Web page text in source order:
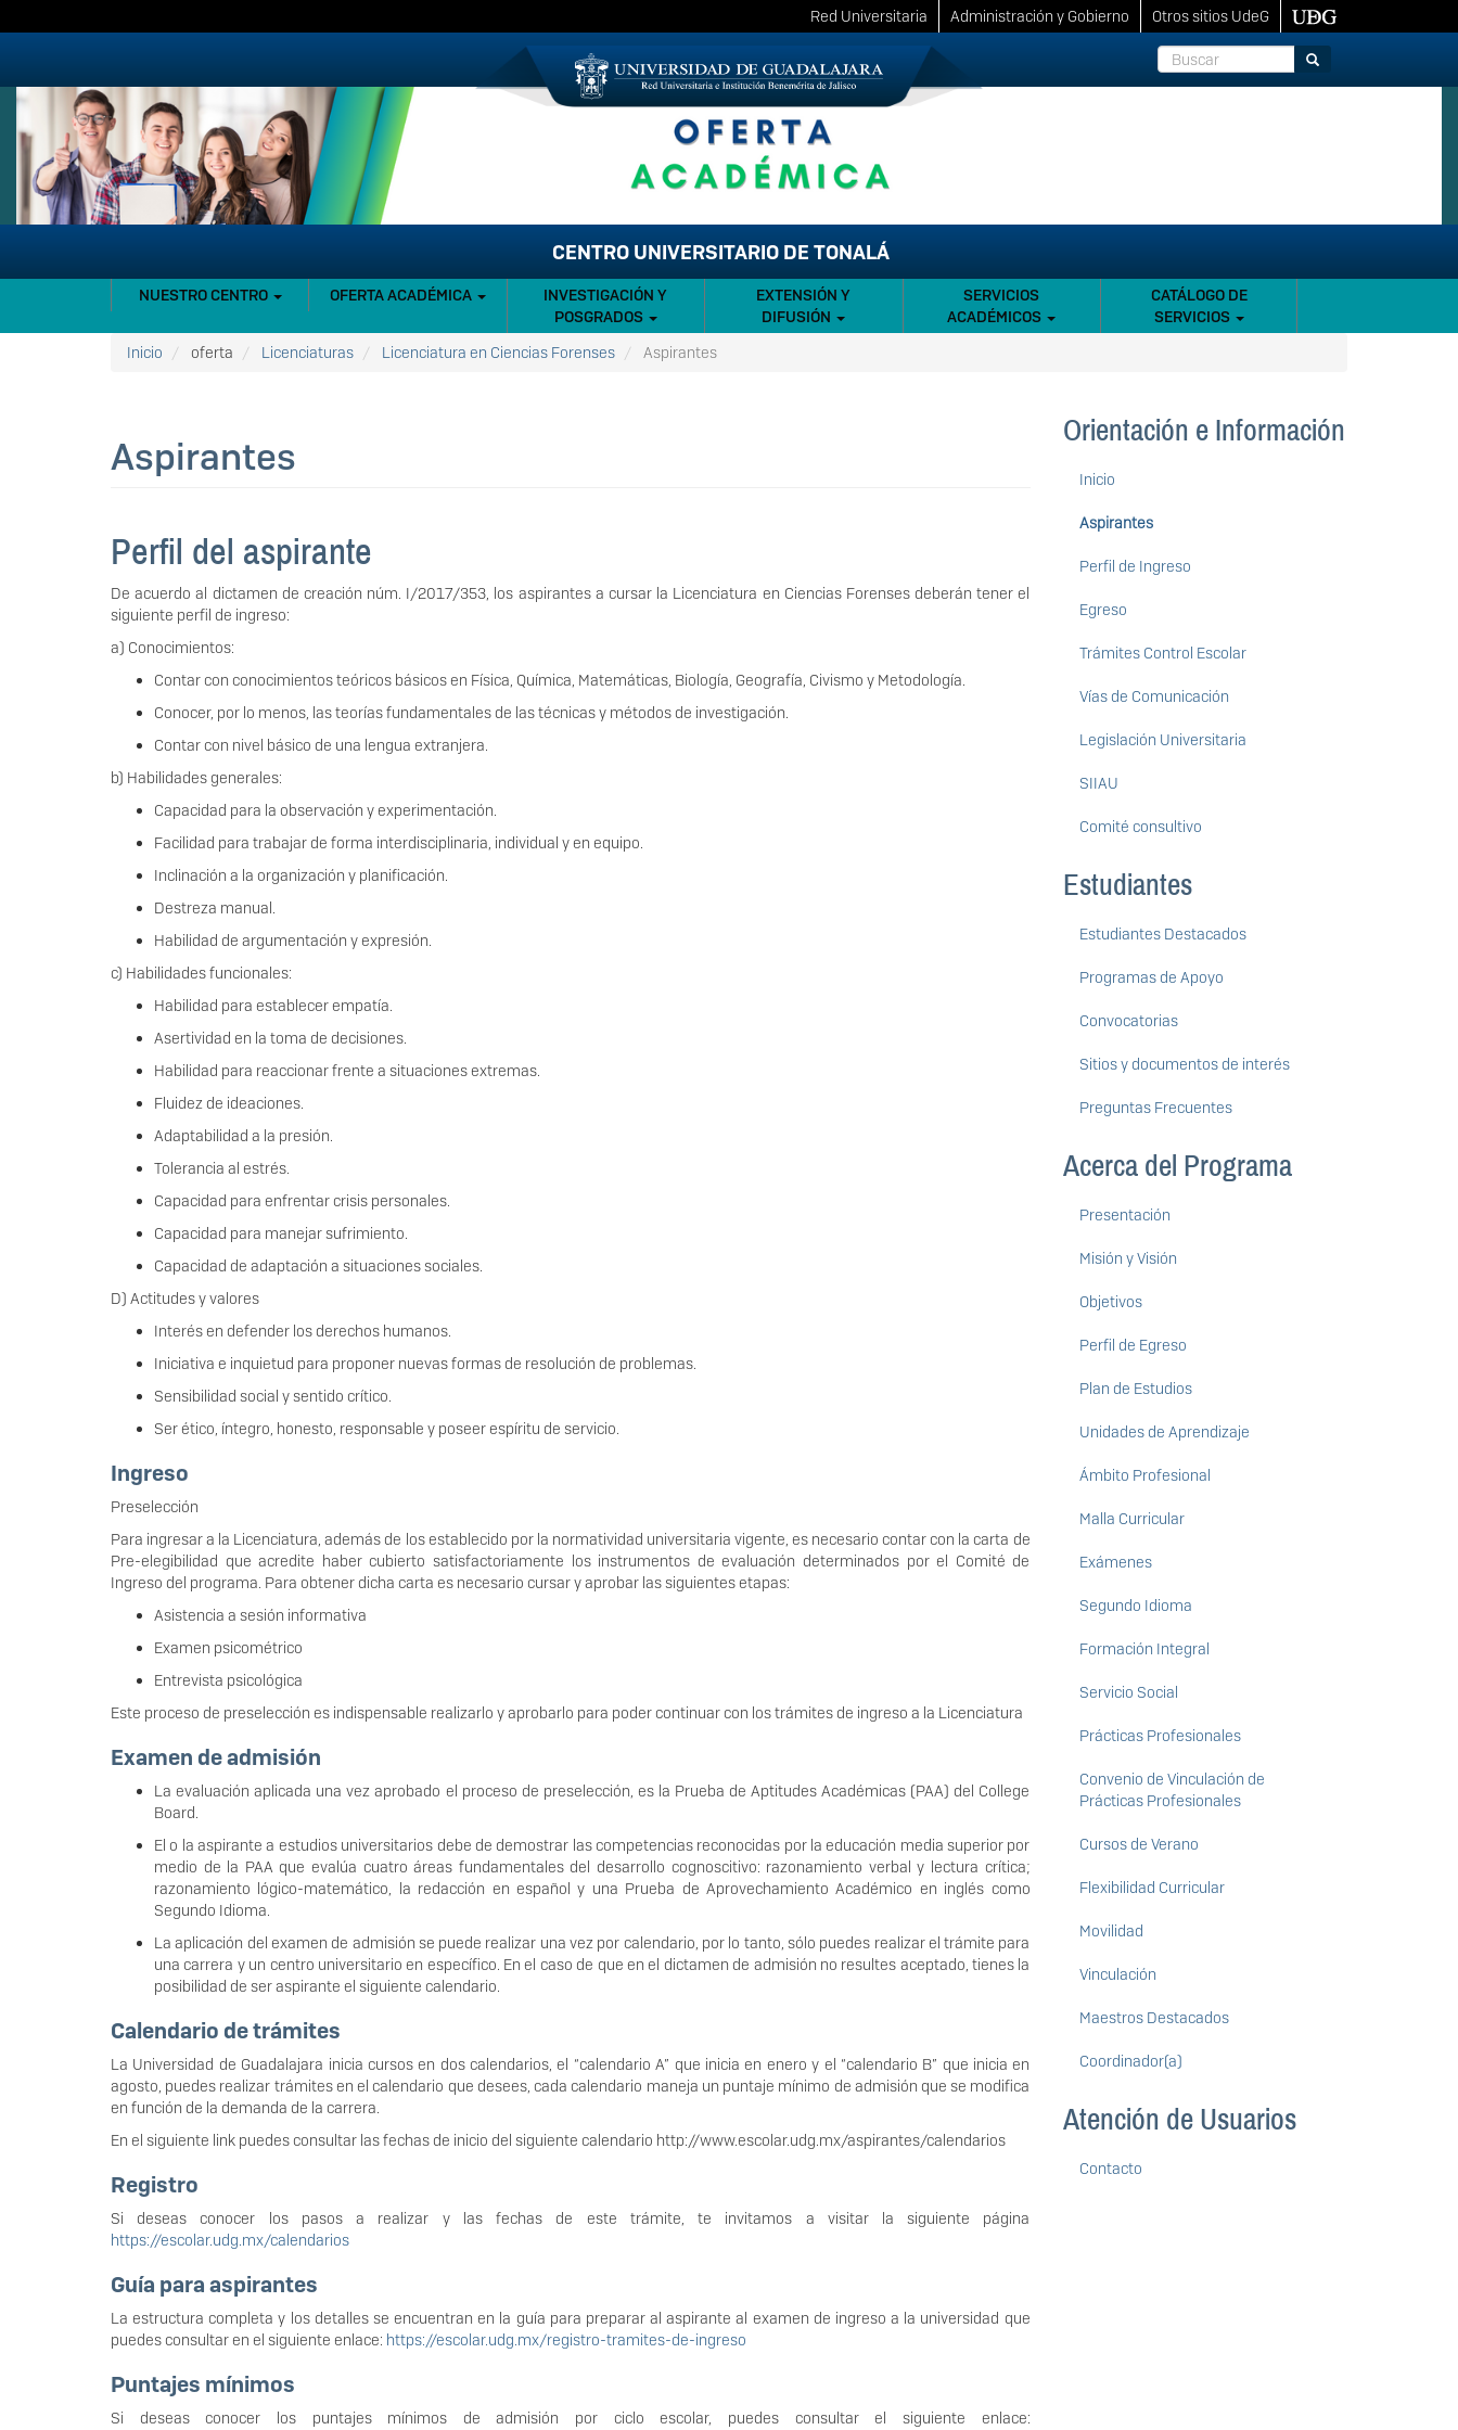
al
Red Universitaria Administración y Gobierno
Otros sitios UdeG
Buscar
Buscar
CENTRO UNIVERSITARIO DE TONALÁ
NAVEGACIÓN
PRINCIPAL
NUESTRO CENTRO OFERTA ACADÉMICA
INVESTIGACIÓN Y
POSGRADOS
EXTENSIÓN Y
DIFUSIÓN
SERVICIOS
ACADÉMICOS
CATÁLOGO DE
SERVICIOS
Inicio
oferta Licenciaturas Licenciatura en Ciencias Forenses Aspirantes
Aspirantes
Perfil del aspirante
De acuerdo al dictamen de creación núm. I/2017/353, los aspirantes a cursar la Licenciatura en Ciencias Forenses deberán tener el
siguiente perfil de ingreso:
a) Conocimientos:
Contar con conocimientos teóricos básicos en Física, Química, Matemáticas, Biología, Geografía, Civismo y Metodología.
Conocer, por lo menos, las teorías fundamentales de las técnicas y métodos de investigación.
Contar con nivel básico de una lengua extranjera.
b) Habilidades generales:
Capacidad para la observación y experimentación.
Facilidad para trabajar de forma interdisciplinaria, individual y en equipo.
Inclinación a la organización y planificación.
Destreza manual.
Habilidad de argumentación y expresión.
c) Habilidades funcionales:
Habilidad para establecer empatía.
Asertividad en la toma de decisiones.
Habilidad para reaccionar frente a situaciones extremas.
Fluidez de ideaciones.
Adaptabilidad a la presión.
Tolerancia al estrés.
Capacidad para enfrentar crisis personales.
Capacidad para manejar sufrimiento.
Capacidad de adaptación a situaciones sociales.
D) Actitudes y valores
Interés en defender los derechos humanos.
Iniciativa e inquietud para proponer nuevas formas de resolución de problemas.
Sensibilidad social y sentido crítico.
Ser ético, íntegro, honesto, responsable y poseer espíritu de servicio.
Ingreso
Preselección
Para ingresar a la Licenciatura, además de los establecido por la normatividad universitaria vigente, es necesario contar con la carta de
Pre-elegibilidad que acredite haber cubierto satisfactoriamente los instrumentos de evaluación determinados por el Comité de
Ingreso del programa. Para obtener dicha carta es necesario cursar y aprobar las siguientes etapas:
Asistencia a sesión informativa
Examen psicométrico
Entrevista psicológica
Este proceso de preselección es indispensable realizarlo y aprobarlo para poder continuar con los trámites de ingreso a la Licenciatura
Examen de admisión
La evaluación aplicada una vez aprobado el proceso de preselección, es la Prueba de Aptitudes Académicas (PAA) del College
Board.
El o la aspirante a estudios universitarios debe de demostrar las competencias reconocidas por la educación media superior por
medio de la PAA que evalúa cuatro áreas fundamentales del desarrollo cognoscitivo: razonamiento verbal y lectura crítica;
razonamiento lógico-matemático, la redacción en español y una Prueba de Aprovechamiento Académico en inglés como
Segundo Idioma.
La aplicación del examen de admisión se puede realizar una vez por calendario, por lo tanto, sólo puedes realizar el trámite para
una carrera y un centro universitario en específico. En el caso de que en el dictamen de admisión no resultes aceptado, tienes la
posibilidad de ser aspirante el siguiente calendario.
Calendario de trámites
La Universidad de Guadalajara inicia cursos en dos calendarios, el “calendario A” que inicia en enero y el “calendario B” que inicia en
agosto, puedes realizar trámites en el calendario que desees, cada calendario maneja un puntaje mínimo de admisión que se modifica
en función de la demanda de la carrera.
En el siguiente link puedes consultar las fechas de inicio del siguiente calendario http://www.escolar.udg.mx/aspirantes/calendarios
Registro
Si deseas conocer los pasos a realizar y las fechas de este trámite, te invitamos a visitar la siguiente página
https://escolar.udg.mx/calendarios
Guía para aspirantes
La estructura completa y los detalles se encuentran en la guía para preparar al aspirante al examen de ingreso a la universidad que
puedes consultar en el siguiente enlace: https://escolar.udg.mx/registro-tramites-de-ingreso
Puntajes mínimos
Si deseas conocer los puntajes mínimos de admisión por ciclo escolar, puedes consultar el siguiente enlace:
Orientación e Información
Inicio
Aspirantes
Perfil de Ingreso
Egreso
Trámites Control Escolar
Vías de Comunicación
Legislación Universitaria
SIIAU
Comité consultivo
Estudiantes
Estudiantes Destacados
Programas de Apoyo
Convocatorias
Sitios y documentos de interés
Preguntas Frecuentes
Acerca del Programa
Presentación
Misión y Visión
Objetivos
Perfil de Egreso
Plan de Estudios
Unidades de Aprendizaje
Ámbito Profesional
Malla Curricular
Exámenes
Segundo Idioma
Formación Integral
Servicio Social
Prácticas Profesionales
Convenio de Vinculación de
Prácticas Profesionales
Cursos de Verano
Flexibilidad Curricular
Movilidad
Vinculación
Maestros Destacados
Coordinador(a)
Atención de Usuarios
Contacto